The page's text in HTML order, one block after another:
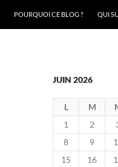
POURQUOI CE BLOG ? QUI
JUIN 2026
L M
1
2
8
9
15
16